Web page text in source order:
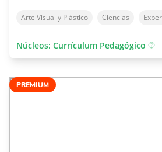
Arte Visual y Plástico Ciencias
Núcleos: Currículum Pedagógico
PREMIUM